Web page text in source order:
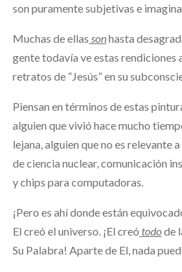
son puramente subjetivas e
Muchas de ellas sonhasta
gente todavía ve estas rendiciones
retratos de “Jesús” en su
Piensan en términos de estas
alguien que vivió hace mucho
lejana, alguien que no es relevante
de ciencia nuclear, comunicación
y chips para computadoras.
¡Pero es ahí donde están
El creó el universo. ¡El creó todode
Su Palabra! Aparte de El, nada